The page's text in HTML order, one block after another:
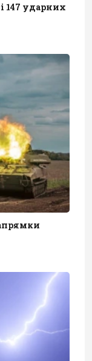
147 ударних